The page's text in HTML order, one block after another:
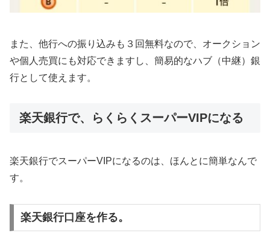
また、他行への振り込みも３回無料なので、オークション
や個人売買にも対応できますし、簡易的なハブ（中継）銀
行として使えます。
楽天銀行で、らくらくスーパーVIPになる
楽天銀行でスーパーVIPになるのは、ほんとに簡単なんで
す。
楽天銀行口座を作る。